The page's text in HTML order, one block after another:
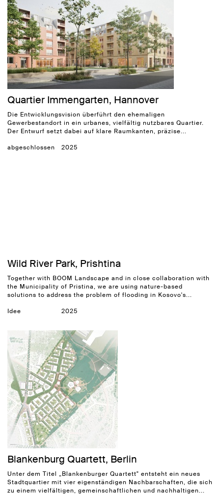
Quartier Immengarten, Hannover
Die Entwicklungsvision überführt den ehemaligen
Gewerbestandort in ein urbanes, vielfältig nutzbares Quartier.
Der Entwurf setzt dabei auf klare Raumkanten, präzise...
abgeschlossen 2025
Wild River Park, Prishtina
Together with BOOM Landscape and in close collaboration with
the Municipality of Pristina, we are using nature-based
solutions to address the problem of flooding in Kosovo's...
Idee 2025
Blankenburg Quartett, Berlin
Unter dem Titel „Blankenburger Quartett" entsteht ein neues
Stadtquartier mit vier eigenständigen Nachbarschaften, die sich
zu einem vielfältigen, gemeinschaftlichen und nachhaltigen...